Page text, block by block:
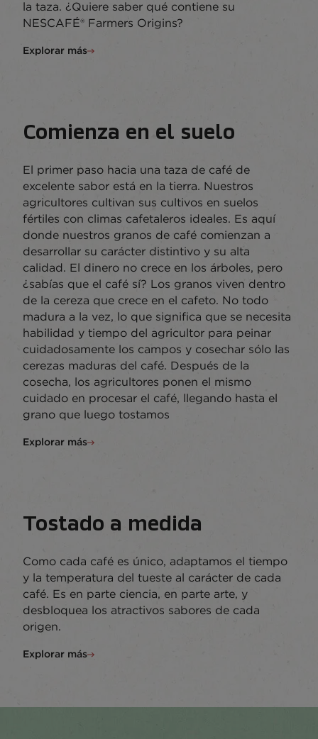
la taza. ¿Quiere saber qué contiene su
NESCAFÉ® Farmers Origins?
Explorar más
Comienza en el suelo
El primer paso hacia una taza de café de
excelente sabor está en la tierra. Nuestros
agricultores cultivan sus cultivos en suelos
fértiles con climas cafetaleros ideales. Es aquí
donde nuestros granos de café comienzan a
desarrollar su carácter distintivo y su alta
calidad. El dinero no crece en los árboles, pero
¿sabías que el café sí? Los granos viven dentro
de la cereza que crece en el cafeto. No todo
madura a la vez, lo que significa que se necesita
habilidad y tiempo del agricultor para peinar
cuidadosamente los campos y cosechar sólo las
cerezas maduras del café. Después de la
cosecha, los agricultores ponen el mismo
cuidado en procesar el café, llegando hasta el
grano que luego tostamos
Explorar más
Tostado a medida
Como cada café es único, adaptamos el tiempo
y la temperatura del tueste al carácter de cada
café. Es en parte ciencia, en parte arte, y
desbloquea los atractivos sabores de cada
origen.
Explorar más